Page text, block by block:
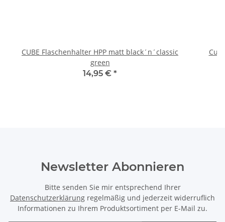
CUBE Flaschenhalter HPP matt black´n´classic
green
14,95 € *
Newsletter Abonnieren
Bitte senden Sie mir entsprechend Ihrer
Datenschutzerklärung regelmäßig und jederzeit widerruflich
Informationen zu Ihrem Produktsortiment per E-Mail zu.